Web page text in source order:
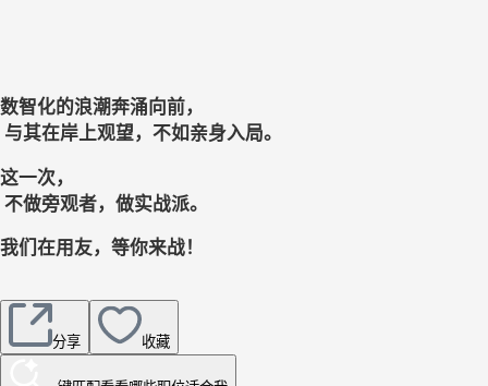
数智化的浪潮奔涌向前，
与其在岸上观望，不如亲身入局。
这一次，
不做旁观者，做实战派。
我们在用友，等你来战！
分享 收藏